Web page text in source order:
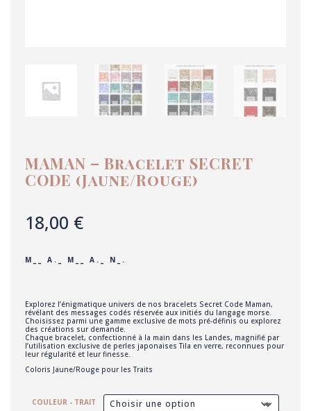
MAMAN – Bracelet SECRET
CODE (Jaune/Rouge)
18,00 €
M _ _ A . _ M _ _ A . _ N _ .
Explorez l’énigmatique univers de nos bracelets Secret Code Maman,
révélant des messages codés réservée aux initiés du langage morse.
Choisissez parmi une gamme exclusive de mots pré-définis ou explorez
des créations sur demande.
Chaque bracelet, confectionné à la main dans les Landes, magnifié par
l’utilisation exclusive de perles japonaises Tila en verre, reconnues pour
leur régularité et leur finesse.
Coloris Jaune/Rouge pour les Traits
COULEUR - TRAIT